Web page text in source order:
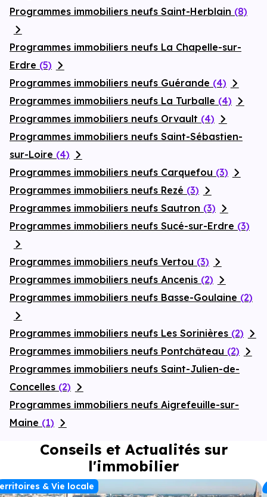
Programmes immobiliers neufs Saint-Herblain (8)
Programmes immobiliers neufs La Chapelle-sur-
Erdre (5)
Programmes immobiliers neufs Guérande (4)
Programmes immobiliers neufs La Turballe (4)
Programmes immobiliers neufs Orvault (4)
Programmes immobiliers neufs Saint-Sébastien-
sur-Loire (4)
Programmes immobiliers neufs Carquefou (3)
Programmes immobiliers neufs Rezé (3)
Programmes immobiliers neufs Sautron (3)
Programmes immobiliers neufs Sucé-sur-Erdre (3)
Programmes immobiliers neufs Vertou (3)
Programmes immobiliers neufs Ancenis (2)
Programmes immobiliers neufs Basse-Goulaine (2)
Programmes immobiliers neufs Les Sorinières (2)
Programmes immobiliers neufs Pontchâteau (2)
Programmes immobiliers neufs Saint-Julien-de-
Concelles (2)
Programmes immobiliers neufs Aigrefeuille-sur-
Maine (1)
Conseils et Actualités sur
l'immobilier
& Vie locale